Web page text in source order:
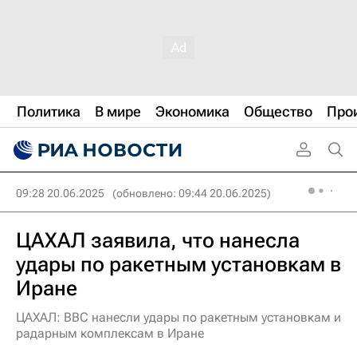
Политика В мире Экономика Общество
09:28 20.06.2025 (обновлено: 09:44 20.06.2025)
ЦАХАЛ заявила, что нанесла
удары по ракетным установкам в
Иране
ЦАХАЛ: ВВС нанесли удары по ракетным установкам и
радарным комплексам в Иране